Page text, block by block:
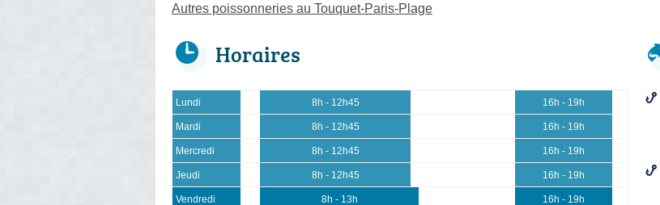
Autres poissonneries au Touquet-Paris-Plage
Horaires
Lundi 8h - 12h45 16h - 19h
Mardi 8h - 12h45 16h - 19h
Mercredi 8h - 12h45 16h - 19h
Jeudi 8h - 12h45 16h - 19h
Vendredi 8h - 13h 16h - 19h